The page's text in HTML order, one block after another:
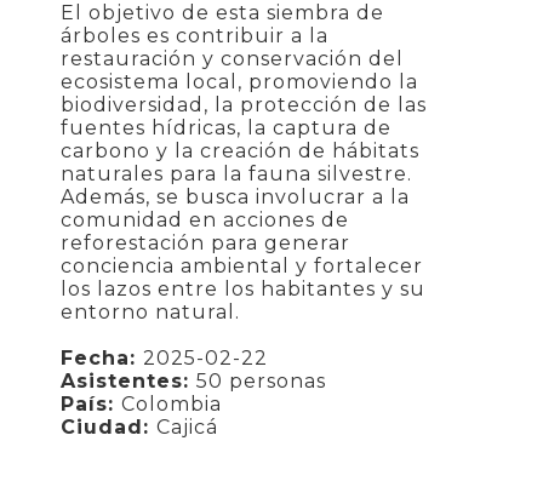
El objetivo de esta siembra de
árboles es contribuir a la
restauración y conservación del
ecosistema local, promoviendo la
biodiversidad, la protección de las
fuentes hídricas, la captura de
carbono y la creación de hábitats
naturales para la fauna silvestre.
Además, se busca involucrar a la
comunidad en acciones de
reforestación para generar
conciencia ambiental y fortalecer
los lazos entre los habitantes y su
entorno natural.
Fecha:2025-02-22
Asistentes:50 personas
País:Colombia
Ciudad:Cajicá